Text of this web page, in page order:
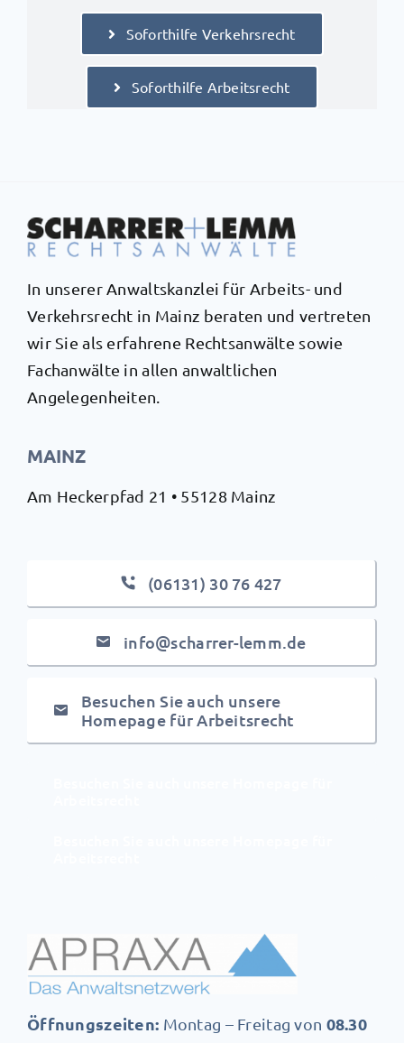
Soforthilfe Verkehrsrecht
Soforthilfe Arbeitsrecht
In unserer Anwaltskanzlei für Arbeits- und
Verkehrsrecht in Mainz beraten und vertreten
wir Sie als erfahrene Rechtsanwälte sowie
Fachanwälte in allen anwaltlichen
Angelegenheiten.
MAINZ
Am Heckerpfad 21 • 55128 Mainz
(06131) 30 76 427
info@scharrer-lemm.de
Besuchen Sie auch unsere
Homepage für Arbeitsrecht
Öffnungszeiten: Montag – Freitag von 08.30